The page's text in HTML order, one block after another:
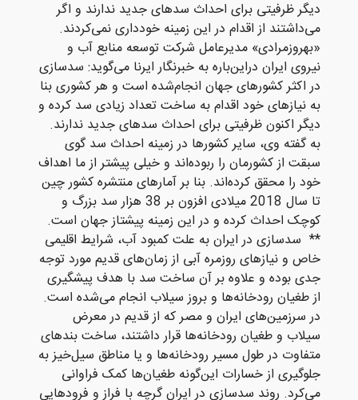
دیگر ظرفیتی برای احداث سدهای جدید ندارند و اگر
می‌داشتند از اقدام در این زمینه خودداری نمی‌کردند.
«بهروزمرادی» مدیرعامل شرکت توسعه منابع آب و
نیروی ایران دراین‌باره به خبرنگار ایرنا می‌گوید: سدسازی
در اکثر کشورهای جهان انجام‌شده است و هر کشوری بنا
به نیازهای خود اقدام به ساخت تعداد زیادی سد کرده و
دیگر اکنون ظرفیتی برای احداث سدهای جدید ندارند.
به گفته وی، سایر کشورها در زمینه احداث سد گوی
سبقت از کشورمان را ربوده‌اند و خیلی پیشتر از ما اهداف
خود را محقق کرده‌اند. بنا بر آمارهای منتشره کشور چین
تا سال 2018 میلادی افزون بر 38 هزار سد بزرگ و
کوچک احداث کرده و در این زمینه پیشتاز جهان است.
** سدسازی در ایران به علت کمبود آب، ‌شرایط اقلیمی
خاص و نیازهای روزمره آبی از زمان‌های قدیم مورد توجه
جدی بوده و علاوه بر آن ساخت سد با هدف پیشگیری
از طغیان رودخانه‌ها و بروز سیلاب انجام می‌شده است.
در سرزمین‌های ایران و مصر که از قدیم در معرض
سیلاب و طغیان رودخانه‌ها قرار داشتند‌، ساخت بندهای
متفاوت در طول مسیر رودخانه‌ها و یا مناطق سیل‌خیز به
جلوگیری از خسارات این‌گونه طغیان‌ها کمک فراوانی
می‌کرد. روند سدسازی در ایران گرچه با فراز و فرودهایی